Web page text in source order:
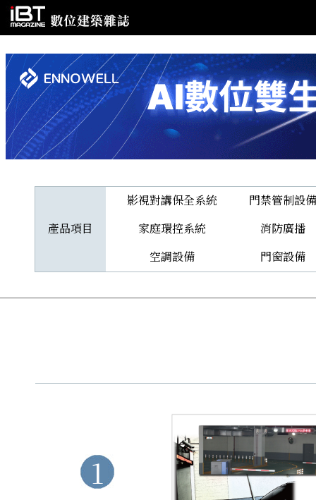
產品項目
影視對講保全系統
門禁管制設備
家庭環控系統
消防廣播
空調設備
門窗設備
1